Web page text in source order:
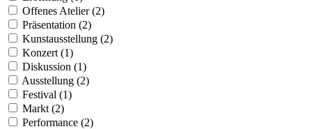
Offenes Atelier (2)
Präsentation (2)
Kunstausstellung (2)
Konzert (1)
Diskussion (1)
Ausstellung (2)
Festival (1)
Markt (2)
Performance (2)